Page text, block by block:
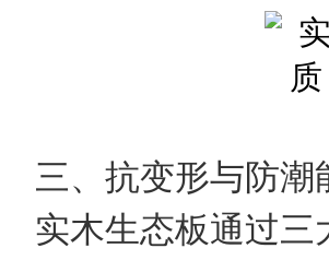
三、抗变形与防潮
实木生态板通过